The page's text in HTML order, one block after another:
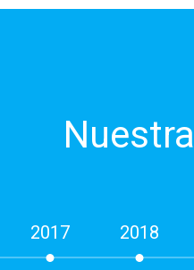
Nuestra
2017 2018